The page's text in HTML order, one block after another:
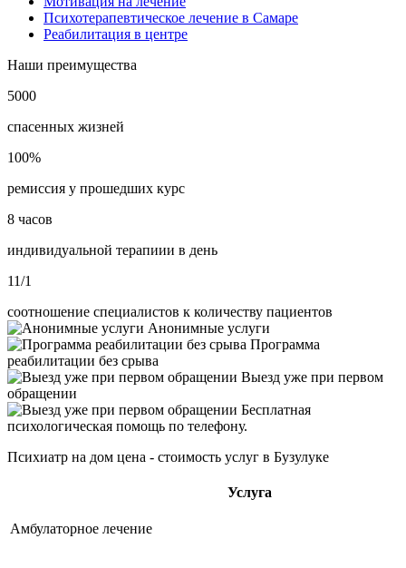
Психотерапевтическое лечение в Самаре
Реабилитация в центре
Наши преимущества
5000
спасенных жизней
100%
ремиссия у прошедших курс
8 часов
индивидуальной терапиии в день
11/1
соотношение специалистов к количеству пациентов
Анонимные услуги
Программа
реабилитации без срыва
Выезд уже при первом
обращении
Бесплатная
психологическая помощь по телефону.
Психиатр на дом цена - стоимость услуг в Бузулуке
Услуга
Амбулаторное лечение